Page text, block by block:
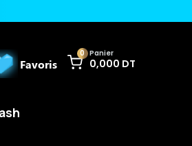
0 Panier
0,000 DT
Favoris